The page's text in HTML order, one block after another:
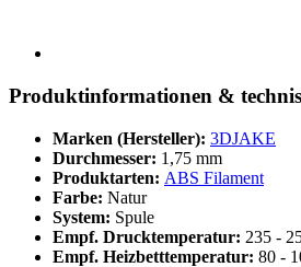
Produktinformationen &
Marken (Hersteller): 3DJAKE
Durchmesser: 1,75 mm
Produktarten: ABS Filament
Farbe: Natur
System: Spule
Empf. Drucktemperatur: 235 -
Empf. Heizbetttemperatur: 80 -